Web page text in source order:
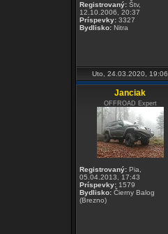
Registrovaný: Štv,
12.10.2006, 20:37
Príspevky: 3327
Bydlisko: Nitra
Uto, 24.03.2020, 19:06
Janciak
OFFROAD Expert
Registrovaný: Pia,
05.04.2013, 17:43
Príspevky: 1579
Bydlisko: Čierny Balog
(Brezno)